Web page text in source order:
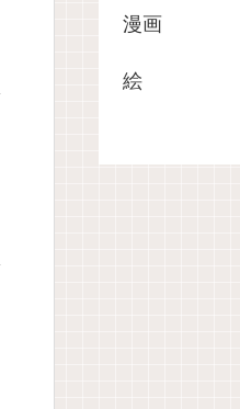
漫画
絵